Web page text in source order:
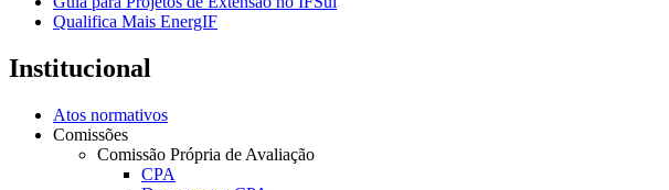
Qualifica Mais EnergIF
Institucional
Atos normativos
Comissões
Comissão Própria de Avaliação
CPA